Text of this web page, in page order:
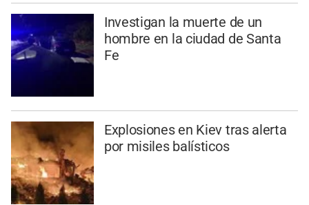
Investigan la muerte de un
hombre en la ciudad de Santa
Fe
Explosiones en Kiev tras alerta
por misiles balísticos